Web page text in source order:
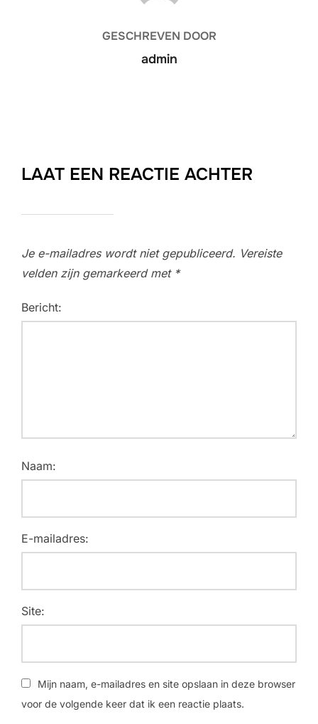
GESCHREVEN DOOR
admin
LAAT EEN REACTIE ACHTER
Je e-mailadres wordt niet gepubliceerd. Vereiste
velden zijn gemarkeerd met *
Bericht:
Naam:
E-mailadres:
Site:
Mijn naam, e-mailadres en site opslaan in deze browser
voor de volgende keer dat ik een reactie plaats.